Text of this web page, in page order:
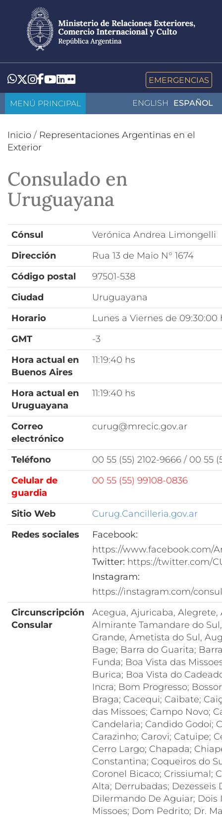
contenido
principal
Whatsapp
Twitter
Instagram
Facebook
YouTube
LinkedIn
Flickr EMERGENCIAS
ENGLISH ESPAÑOL
MENÚ PRINCIPAL
Inicio / Representaciones Argentinas en el
Exterior
Consulado en
Uruguayana
Cónsul
Verónica Andrea Limongelli
Dirección
Rua 13 de Maio N° 1674
Código postal
97501-538
Ciudad
Uruguayana
Horario
Lunes a Viernes de 09:30:00
GMT
-3
Hora actual en
Buenos Aires
11:19:40 hs
Hora actual en
Uruguayana
11:19:40 hs
Correo
electrónico
curug@mrecic.gov.ar
Teléfono
00 55 (55) 2102-9666 / 00 55
Celular de
guardia
00 55 (55) 99108-0836
Sitio Web
Curug.Cancilleria.gov.ar
Redes sociales
Facebook:
https://www.facebook.com/
Twitter: https://twitter.com/
Instagram:
https://instagram.com/
Circunscripción
Consular
Acegua, Ajuricaba, Alegrete,
Almirante Tamandare do
Grande, Ametista do Sul,
Bage; Barra do Guarita;
Funda; Boa Vista das
Burica; Boa Vista do
Incra; Bom Progresso;
Braga; Cacequi; Caibate;
das Missoes; Campo Novo;
Candelaria; Candido Godoi;
Carazinho; Carovi; Catuipe;
Cerro Largo; Chapada;
Constantina; Coqueiros do
Coronel Bicaco; Crissiumal;
Alta; Derrubadas; Dezesseis
Dilermando De Aguiar; Dois
Missoes; Dom Pedrito; Dr.